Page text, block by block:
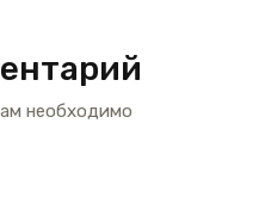
необходимо